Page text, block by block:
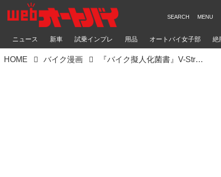
ニュース 新車 試乗インプレ 用品 オートバイ女子部 絶
HOME バイク漫画 『バイク擬人化菌書』V-Strom250 話「アドベンチャーしよう！」 作：鈴木秀吉